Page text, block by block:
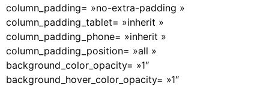
column_padding= »no-extra-padding »
column_padding_tablet= »inherit »
column_padding_phone= »inherit »
column_padding_position= »all »
background_color_opacity= »1″
background_hover_color_opacity= »1″